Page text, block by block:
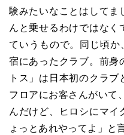
験みたいなことはしてま
んと乗せるわけではなく
ていうもので。同じ頃
宿にあったクラブ。前身
トス」は日本初のクラブ
フロアにお客さんがいて
んだけど、ヒロシにマイ
ょっとあれやってよ」と